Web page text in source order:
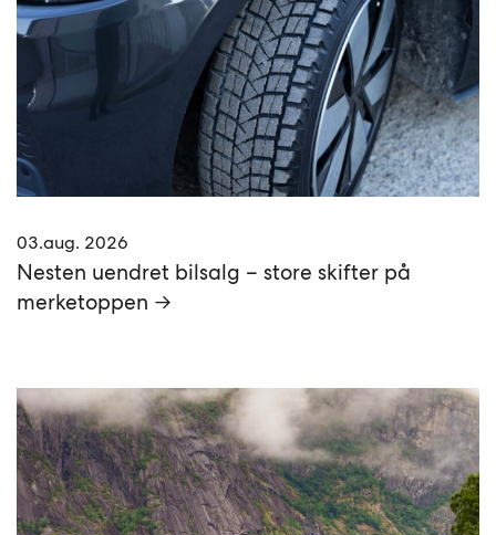
03.aug. 2026
Nesten uendret bilsalg – store skifter på
merketoppen →